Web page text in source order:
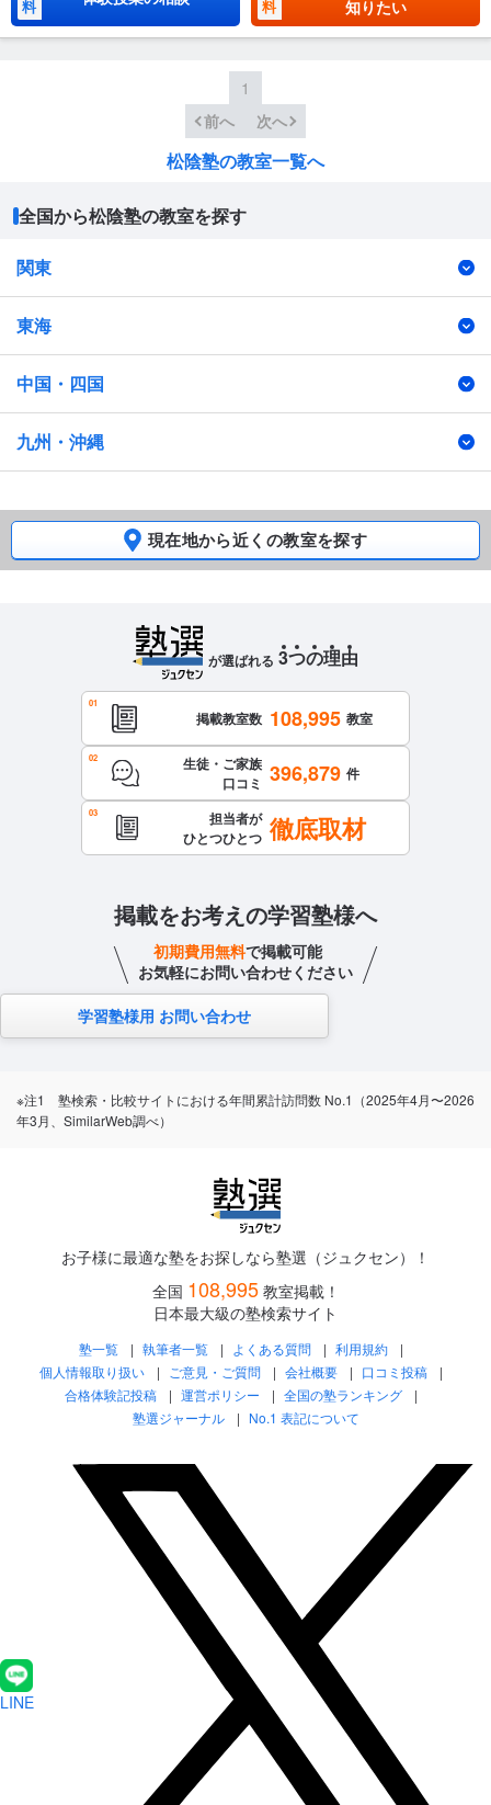
料
料
知りたい
1
前へ
次へ
松陰塾の教室一覧へ
全国から松陰塾の教室を探す
関東
東海
中国・四国
九州・沖縄
現在地から近くの教室を探す
が選ばれる 3つの理由
掲載教室数 108,995 教室
生徒・ご家族
口コミ 396,879 件
担当者が
ひとつひとつ 徹底取材
掲載をお考えの学習塾様へ
初期費用無料で掲載可能
お気軽にお問い合わせください
学習塾様用 お問い合わせ
※注1 塾検索・比較サイトにおける年間累計訪問数 No.1（2025年4月〜2026
年3月、SimilarWeb調べ）
お子様に最適な塾をお探しなら塾選（ジュクセン）！
全国 108,995 教室掲載！
日本最大級の塾検索サイト
塾一覧 執筆者一覧 よくある質問
利用規約
個人情報取り扱い
ご意見・ご質問 会社概要
口コミ投稿
合格体験記投稿
運営ポリシー
全国の塾ランキング
塾選ジャーナル
No.1 表記について
LINE